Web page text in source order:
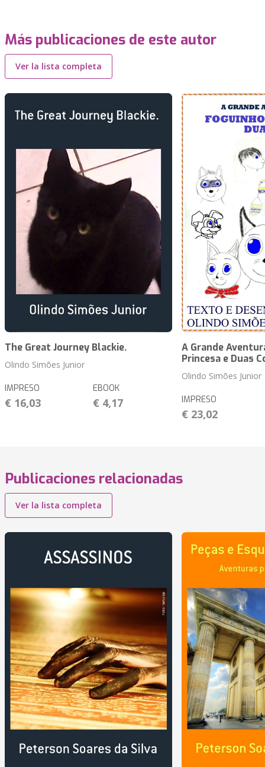
Más publicaciones de este autor
Ver la lista completa
The Great Journey Blackie.
Olindo Simões Junior
IMPRESO
€ 16,03
EBOOK
€ 4,17
A Grande
Princesa e Duas
Olindo Simões Junior
IMPRESO
€ 23,02
Publicaciones relacionadas
Ver la lista completa